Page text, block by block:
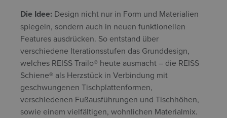
Die Idee: Design nicht nur in Form und Materialien
spiegeln, sondern auch in neuen funktionellen
Features ausdrücken. So entstand über
verschiedene Iterationsstufen das Grunddesign,
welches REISS Trailo® heute ausmacht – die REISS
Schiene® als Herzstück in Verbindung mit
geschwungenen Tischplattenformen,
verschiedenen Fußausführungen und Tischhöhen,
sowie einem vielfältigen, wohnlichen Materialmix.